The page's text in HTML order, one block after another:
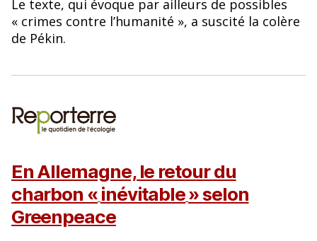
Le texte, qui évoque par ailleurs de possibles
« crimes contre l’humanité », a suscité la colère
de Pékin.
En Allemagne, le retour du
charbon «inévitable» selon
Greenpeace